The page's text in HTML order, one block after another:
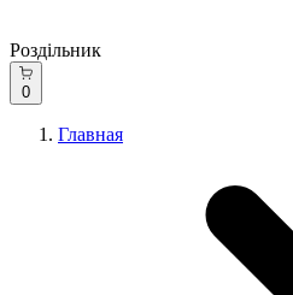
Роздільник
0
Главная